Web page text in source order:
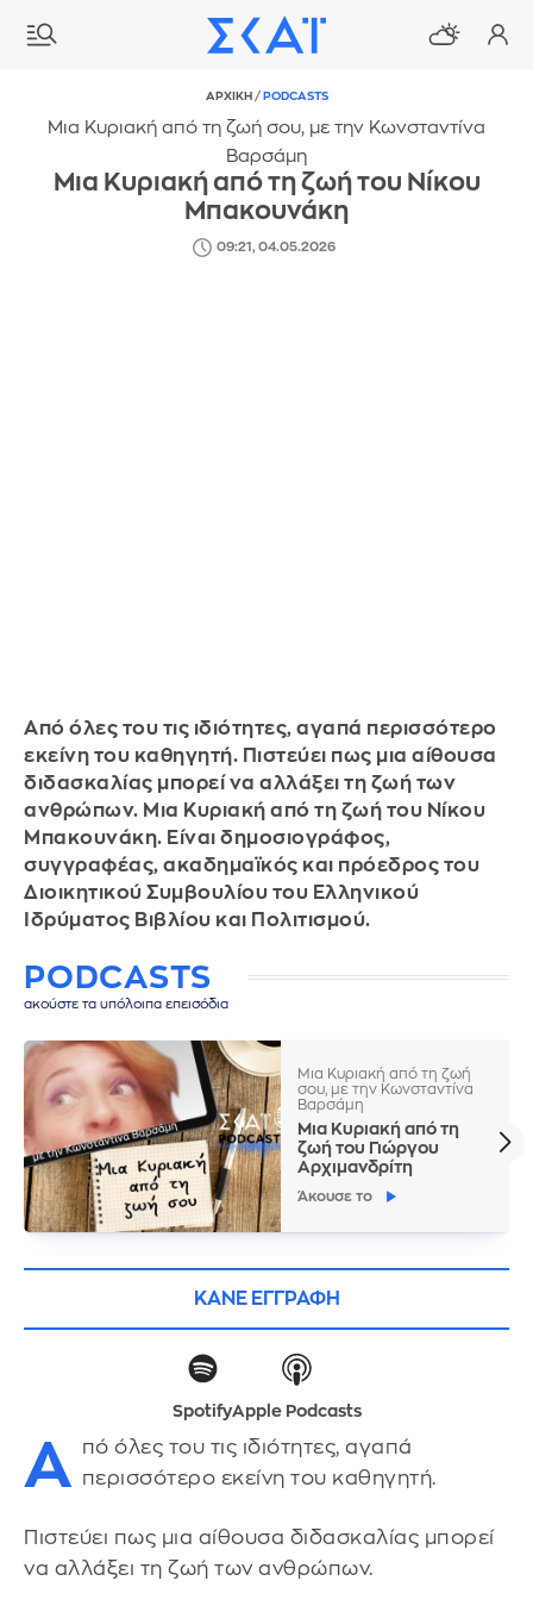
ΑΡΧΙΚΗ / PODCASTS
Μια Κυριακή από τη ζωή σου, με την Κωνσταντίνα
Βαρσάμη
Μια Κυριακή από τη ζωή του Νίκου
Μπακουνάκη
09:21, 04.05.2026
Από όλες του τις ιδιότητες, αγαπά περισσότερο
εκείνη του καθηγητή. Πιστεύει πως μια αίθουσα
διδασκαλίας μπορεί να αλλάξει τη ζωή των
ανθρώπων. Μια Κυριακή από τη ζωή του Νίκου
Μπακουνάκη. Είναι δημοσιογράφος,
συγγραφέας, ακαδημαϊκός και πρόεδρος του
Διοικητικού Συμβουλίου του Ελληνικού
Ιδρύματος Βιβλίου και Πολιτισμού.
PODCASTS
ακούστε τα υπόλοιπα επεισόδια
Μια Κυριακή από τη ζωή
σου, με την Κωνσταντίνα
Βαρσάμη
Μια Κυριακή από τη
ζωή του Γιώργου
Αρχιμανδρίτη
Άκουσε το
ΚΑΝΕ ΕΓΓΡΑΦΗ
SpotifyApple Podcasts
Α πό όλες του τις ιδιότητες, αγαπά
περισσότερο εκείνη του καθηγητή.
Πιστεύει πως μια αίθουσα διδασκαλίας μπορεί
να αλλάξει τη ζωή των ανθρώπων.